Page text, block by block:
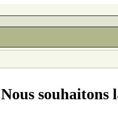
Nous souhaitons